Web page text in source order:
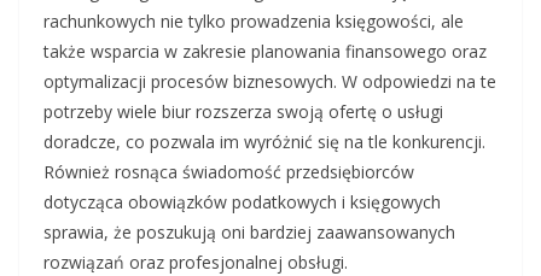
rachunkowych nie tylko prowadzenia księgowości, ale
także wsparcia w zakresie planowania finansowego oraz
optymalizacji procesów biznesowych. W odpowiedzi na te
potrzeby wiele biur rozszerza swoją ofertę o usługi
doradcze, co pozwala im wyróżnić się na tle konkurencji.
Również rosnąca świadomość przedsiębiorców
dotycząca obowiązków podatkowych i księgowych
sprawia, że poszukują oni bardziej zaawansowanych
rozwiązań oraz profesjonalnej obsługi.